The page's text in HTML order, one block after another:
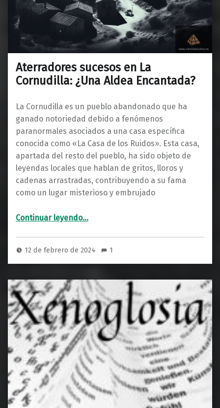
Aterradores sucesos en La
Cornudilla: ¿Una Aldea Encantada?
La Cornudilla es un pueblo abandonado que ha
ganado notoriedad debido a fenómenos
paranormales asociados a una casa específica
conocida como «La Casa de los Ruidos». Esta casa,
apartada del resto del pueblo, ha sido objeto de
leyendas locales que hablan de gritos, lloros y
cadenas arrastradas, contribuyendo a su fama
como un lugar misterioso y embrujado
Continuar leyendo“Aterradores sucesos en La Cornudilla: ¿Una Aldea Encantada?”
…
12 de febrero de 2024 1